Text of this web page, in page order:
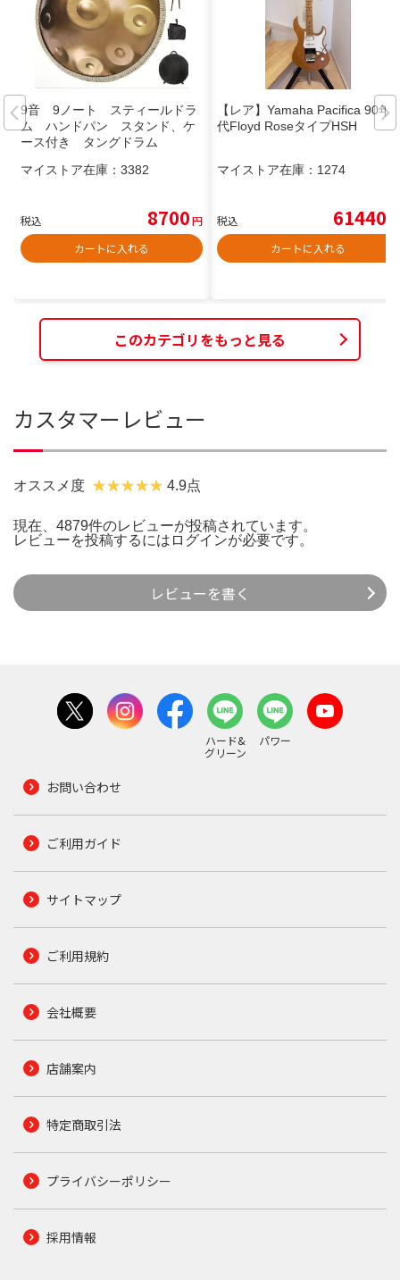
9音 9ノート スティールドラ
ム ハンドパン スタンド、ケ
ース付き タングドラム
マイストア在庫： 3382
税込 8700円
カートに入れる
【レア】Yamaha Pacifica 90年
代Floyd RoseタイプHSH
マイストア在庫： 1274
税込 61440
カートに入れる
このカテゴリをもっと見る
カスタマーレビュー
オススメ度 4.9点
現在、4879件のレビューが投稿されています。
レビューを投稿するには ログインが必要です。
レビューを書く
ハード&
グリーン
パワー
お問い合わせ
ご利用ガイド
サイトマップ
ご利用規約
会社概要
店舗案内
特定商取引法
プライバシーポリシー
採用情報